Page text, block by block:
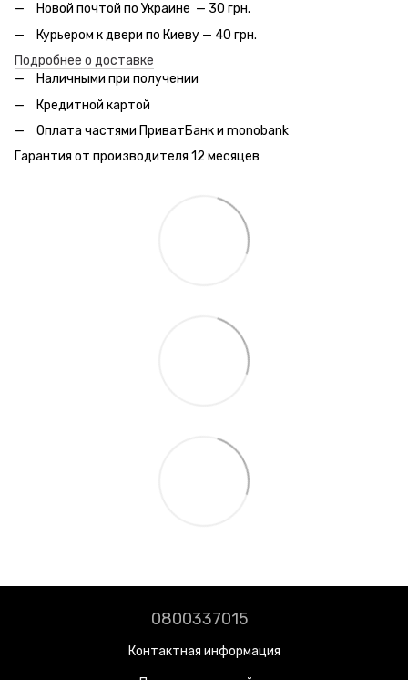
Новой почтой по Украине — 30 грн.
Курьером к двери по Киеву — 40 грн.
Подробнее о доставке
Наличными при получении
Кредитной картой
Оплата частями ПриватБанк и monobank
Гарантия от производителя 12 месяцев
0800337015
Контактная информация